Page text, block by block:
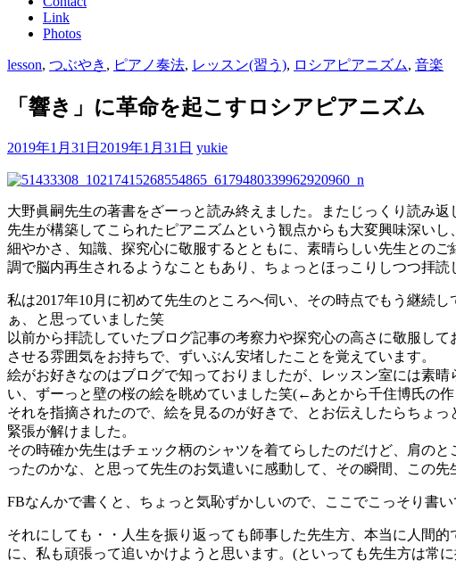
Link
Photos
lesson, つぶやき , ピアノ奏法, レッスン(習う), ロシアピアニズム, 音楽
「響き」に革命を起こすロシアピアニズム
2019年1月31日 2019年1月31日 yukie
大野眞嗣先生の著書をざーっと読み終えました。またじっくり読み返
先生が構築してこられたピアニズムという観点からも大変興味深い
細やかさ、知識、探究心に敬服するとともに、素晴らしい先生との
調で脳内再生されるようなこともあり、ちょっとほっこりしつつ拝読
私は2017年10月に初めて先生のところへ伺い、その時点でもう継続
ぁ、と思っていました笑
以前から拝読していたブログ記事の考察力や探究心の高さに敬服し
させる雰囲気をお持ちで、ずいぶん安堵したことを覚えています。
絵がお好きなのはブログで知っておりましたが、レッスン室には素
い、ずーっと壁の桜の絵を眺めていました笑(←あとから千住博氏の
それを指摘されたので、絵を見るのが好きで、とお伝えしたらちょ
緊張が解けました。
その時確か先生はチェック柄のシャツを着てらしたのだけど、肩の
ったのかな、と思って先生のお気遣いに感動して、その瞬間、この先
FBなんかで書くと、ちょっと気恥ずかしいので、ここでこっそり書
それにしても・・人生を振り返っても師事した先生方、本当に人間
に、私も頑張って追いかけようと思います。(といっても先生方は常